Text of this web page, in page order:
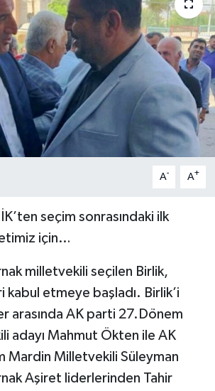
A- A+
seçim sonrasındaki ilk
için…
milletvekili seçilen Birlik,
etmeye başladı. Birlik’i
arasında AK parti 27.Dönem
adayı Mahmut Ökten ile AK
Mardin Milletvekili Süleyman
Aşiret liderlerinden Tahir
Haberleri